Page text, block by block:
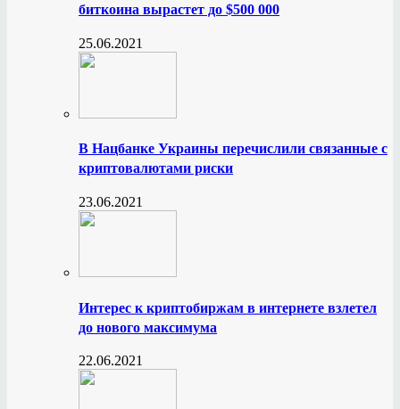
биткоина вырастет до $500 000
25.06.2021
В Нацбанке Украины перечислили связанные с
криптовалютами риски
23.06.2021
Интерес к криптобиржам в интернете взлетел
до нового максимума
22.06.2021